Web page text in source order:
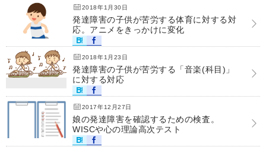
2018年1月30日
発達障害の子供が苦労する体育に対する対
応。アニメをきっかけに変化
2018年1月23日
発達障害の子供が苦労する「音楽(科目)」
に対する対応
2017年12月27日
娘の発達障害を確認するための検査。
WISCや心の理論高次テスト